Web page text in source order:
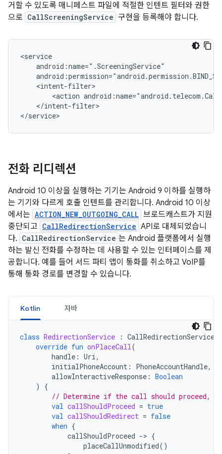
거할 수 있도록 매니페스트 파일에 적절한 인텐트 필터와 권한
으로 CallScreeningService 구현을 등록해야 합니다.
<action
</intent-filter>
전화 리디렉션
Android 10 이상을 실행하는 기기는 Android 9 이하를 실행하
는 기기와 다르게 호출 인텐트를 관리합니다. Android 10 이상
에서는 ACTION_NEW_OUTGOING_CALL 브로드캐스트가 지원
중단되고 CallRedirectionService API로 대체되었습니
다. CallRedirectionService 는 Android 플랫폼에서 실행
하는 발신 전화를 수정하는 데 사용할 수 있는 인터페이스를 제
공합니다. 예를 들어 서드 파티 앱이 통화를 취소하고 VoIP를
통해 통화 경로를 변경할 수 있습니다.
Kotlin 자바
class RedirectionService : CallRedirectionService
override fun onPlaceCall(
handle : Uri,
initialPhoneAccount : PhoneAccountHandle,
allowInteractiveResponse : Boolean
)
{
// Determine if the call should proceed,
val callShouldProceed = true
val callShouldRedirect = false
when {
callShouldProceed -> {
placeCallUnmodified()